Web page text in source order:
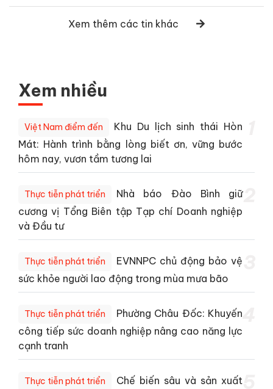
Xem thêm các tin khác
Xem nhiều
Việt Nam điểm đến
Khu Du lịch sinh thái Hòn
Mát: Hành trình bằng lòng biết ơn, vững bước
hôm nay, vươn tầm tương lai
Thực tiễn phát triển
Nhà báo Đào Bình giữ
cương vị Tổng Biên tập Tạp chí Doanh nghiệp
và Đầu tư
Thực tiễn phát triển
EVNNPC chủ động bảo vệ
sức khỏe người lao động trong mùa mưa bão
Thực tiễn phát triển
Phường Châu Đốc: Khuyến
công tiếp sức doanh nghiệp nâng cao năng lực
cạnh tranh
Thực tiễn phát triển
Chế biến sâu và sản xuất